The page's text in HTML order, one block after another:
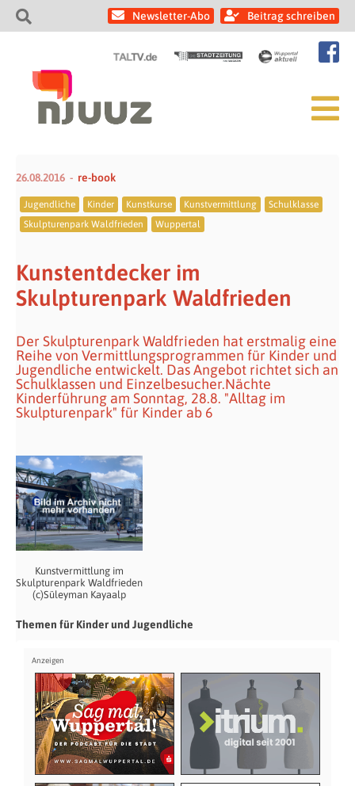
Newsletter-Abo Beitrag schreiben
26.08.2016 re-book
Jugendliche Kinder Kunstkurse Kunstvermittlung
Schulklasse
Skulpturenpark Waldfrieden
Wuppertal
Kunstentdecker im
Skulpturenpark Waldfrieden
Der Skulpturenpark Waldfrieden hat erstmalig eine
Reihe von Vermittlungsprogrammen für Kinder und
Jugendliche entwickelt. Das Angebot richtet sich an
Schulklassen und Einzelbesucher.Nächte
Kinderführung am Sonntag, 28.8. "Alltag im
Skulpturenpark" für Kinder ab 6
Kunstvermittlung im
Skulpturenpark Waldfrieden
(c)Süleyman Kayaalp
Themen für Kinder und Jugendliche